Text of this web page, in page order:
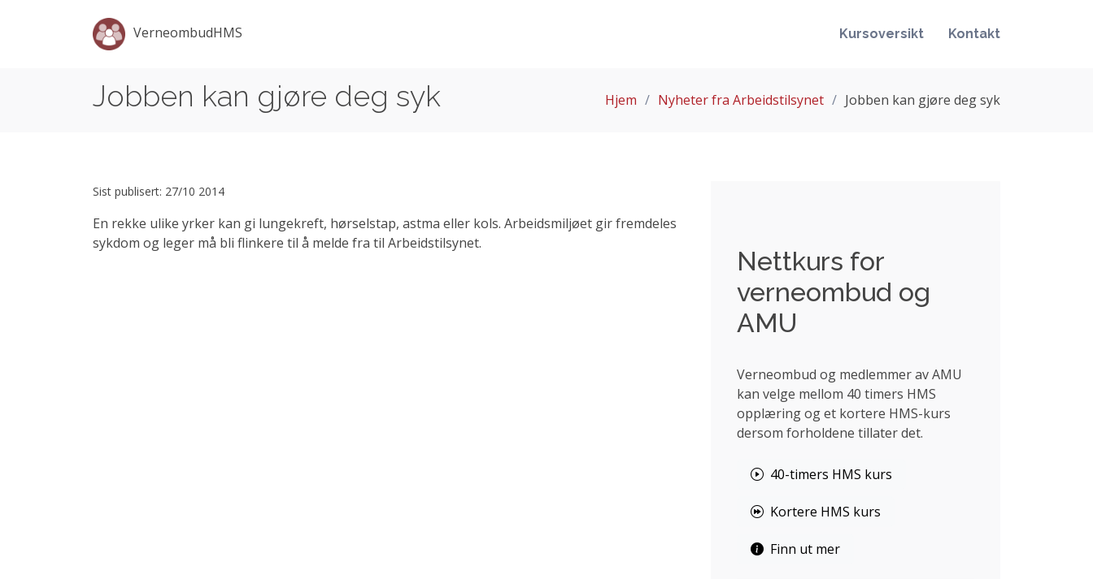
VerneombudHMS Kursoversikt Kontakt
Jobben kan gjøre deg syk Hjem Nyheter fra Arbeidstilsynet Jobben kan gjøre deg syk
Sist publisert: 27/10 2014
En rekke ulike yrker kan gi lungekreft, hørselstap, astma eller kols. Arbeidsmiljøet gir fremdeles
sykdom og leger må bli flinkere til å melde fra til Arbeidstilsynet.
Nettkurs for
verneombud og
AMU
Verneombud og medlemmer av AMU
kan velge mellom 40 timers HMS
opplæring og et kortere HMS-kurs
dersom forholdene tillater det.
40-timers HMS kurs
Kortere HMS kurs
Finn ut mer